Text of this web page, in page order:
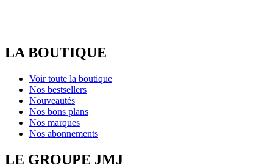
LA BOUTIQUE
Voir toute la boutique
Nos bestsellers
Nouveautés
Nos bons plans
Nos marques
Nos abonnements
LE GROUPE JMJ